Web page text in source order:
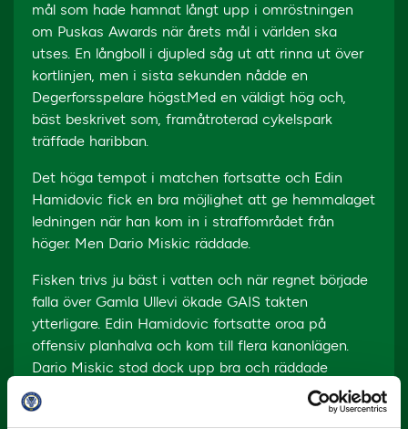
mål som hade hamnat långt upp i omröstningen
om Puskas Awards när årets mål i världen ska
utses. En långboll i djupled såg ut att rinna ut över
kortlinjen, men i sista sekunden nådde en
Degerforsspelare högst.Med en väldigt hög och,
bäst beskrivet som, framåtroterad cykelspark
träffade haribban.
Det höga tempot i matchen fortsatte och Edin
Hamidovic fick en bra möjlighet att ge hemmalaget
ledningen när han kom in i straffområdet från
höger. Men Dario Miskic räddade.
Fisken trivs ju bäst i vatten och när regnet började
falla över Gamla Ullevi ökade GAIS takten
ytterligare. Edin Hamidovic fortsatte oroa på
offensiv planhalva och kom till flera kanonlägen.
Dario Miskic stod dock upp bra och räddade
Degerfors från att hamna i underläge.